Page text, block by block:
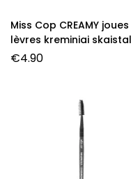
Miss Cop CREAMY
lèvres kreminiai
05- Pink Romance, 3 g.
€4.90